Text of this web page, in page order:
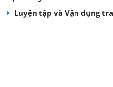
Luyện tập và Vận dụng